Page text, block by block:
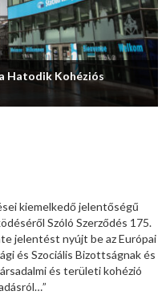
Hatodik Kohéziós
kiemelkedő jelentőségű
Szóló Szerződés 175.
jelentést nyújt be az Európai
és Szociális Bizottságnak és
és területi kohézió